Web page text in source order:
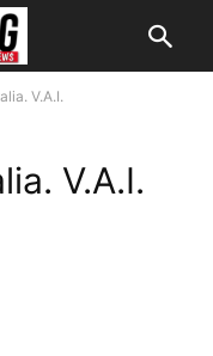
V.A.I.
V.A.I.